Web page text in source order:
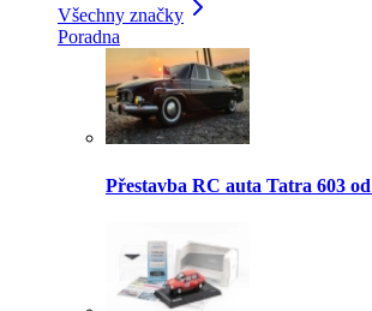
Všechny značky
Poradna
Přestavba RC auta Tatra 603